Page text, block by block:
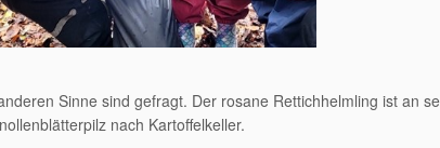
Sinne sind gefragt. Der rosane Rettichhelmling ist an
nach Kartoffelkeller.